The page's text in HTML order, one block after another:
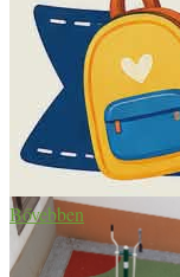
Bővebben